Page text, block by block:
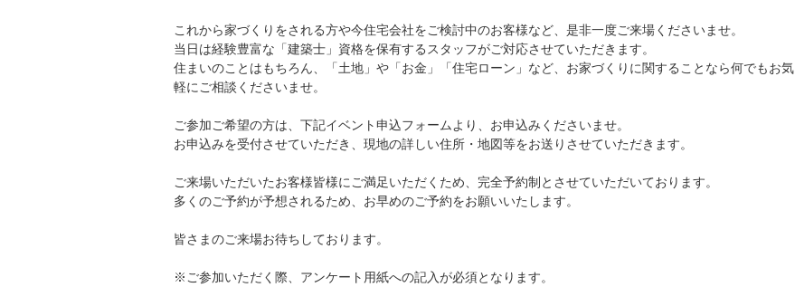
これから家づくりをされる方や今住宅会社をご検討中のお客様など、是非一度ご来場くださいませ。
当日は経験豊富な「建築士」資格を保有するスタッフがご対応させていただきます。
住まいのことはもちろん、「土地」や「お金」「住宅ローン」など、お家づくりに関することなら何でもお気
軽にご相談くださいませ。
ご参加ご希望の方は、下記イベント申込フォームより、お申込みくださいませ。
お申込みを受付させていただき、現地の詳しい住所・地図等をお送りさせていただきます。
ご来場いただいたお客様皆様にご満足いただくため、完全予約制とさせていただいております。
多くのご予約が予想されるため、お早めのご予約をお願いいたします。
皆さまのご来場お待ちしております。
※ご参加いただく際、アンケート用紙への記入が必須となります。